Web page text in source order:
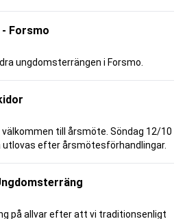
Forsmo
ungdomsterrängen i Forsmo.
till årsmöte. Söndag 12/10
utlovas efter årsmötesförhandlingar.
på allvar efter att vi traditionsenligt